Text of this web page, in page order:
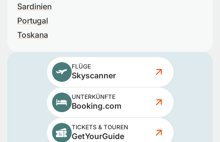
Sardinien
Portugal
Toskana
FLÜGE
Skyscanner
UNTERKÜNFTE
Booking.com
TICKETS & TOUREN
GetYourGuide